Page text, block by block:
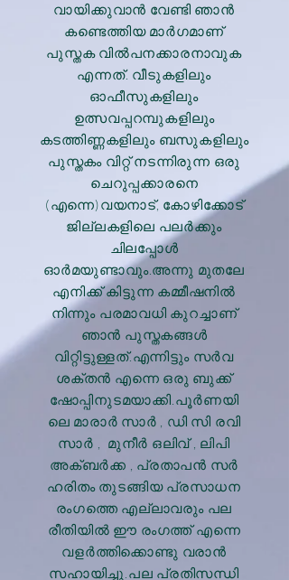
വായിക്കുവാൻ വേണ്ടി ഞാൻ
കണ്ടെത്തിയ മാർഗമാണ്
പുസ്തക വിൽപനക്കാരനാവുക
എന്നത്. വീടുകളിലും
ഓഫീസുകളിലും
ഉത്സവപ്പറമ്പുകളിലും
കടത്തിണ്ണകളിലും ബസുകളിലും
പുസ്തകം വിറ്റ് നടന്നിരുന്ന ഒരു
ചെറുപ്പക്കാരനെ
(എന്നെ)വയനാട്, കോഴിക്കോട്
ജില്ലകളിലെ പലർക്കും
ചിലപ്പോൾ
ഓർമയുണ്ടാവും.അന്നു മുതലേ
എനിക്ക് കിട്ടുന്ന കമ്മീഷനിൽ
നിന്നും പരമാവധി കുറച്ചാണ്
ഞാൻ പുസ്തകങ്ങൾ
വിറ്റിട്ടുള്ളത്.എന്നിട്ടും സർവ
ശക്തൻ എന്നെ ഒരു ബുക്ക്
ഷോപ്പിനുടമയാക്കി.പൂർണയി
ലെ മാരാർ സാർ , ഡി സി രവി
സാർ , മുനീർ ഒലിവ് , ലിപി
അക്ബർക്ക , പ്രതാപൻ സർ
ഹരിതം തുടങ്ങിയ പ്രസാധന
രംഗത്തെ എല്ലാവരും പല
രീതിയിൽ ഈ രംഗത്ത് എന്നെ
വളർത്തിക്കൊണ്ടു വരാൻ
സഹായിച്ചു.പല പ്രതിസന്ധി